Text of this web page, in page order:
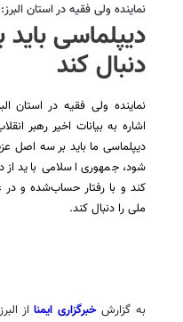
نماینده ولی فقیه در استان البرز:
دیپلماسی
دنبال کند
نماینده ولی فقیه در استان
اشاره به بیانات اخیر رهبر
دیپلماسی ما باید بر سه
شود، جمهوری اسلامی باید از
کند و با رفتار حساب‌شده و
ملی را دنبال کند.
به گزارشخبرگزاری ایمنااز
بدرقه حماسی
فیلم| موج عاشقی